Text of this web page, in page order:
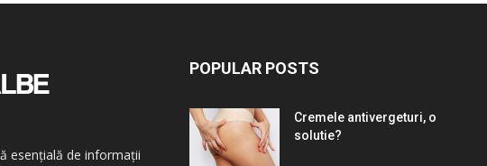
esențială de informații
POPULAR POSTS
Cremele antivergeturi, o
solutie?